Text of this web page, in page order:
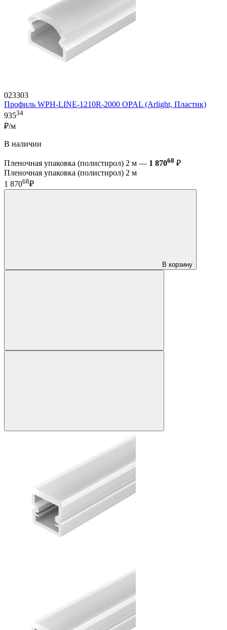
023303
Профиль WPH-LINE-1210R-2000 OPAL (Arlight, Пластик)
93534
₽/м
В наличии
Пленочная упаковка (полистирол) 2 м — 1 87068 ₽
Пленочная упаковка (полистирол) 2 м
1 87068₽
В корзину